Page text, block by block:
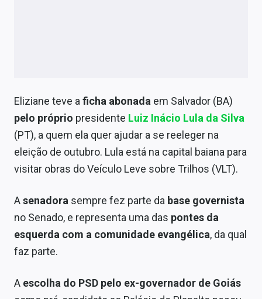
Conteúdo de Marca
Sobre
Expediente
Contato
Eliziane teve a ficha abonada em Salvador (BA)
pelo próprio presidente Luiz Inácio Lula da Silva
(PT), a quem ela quer ajudar a se reeleger na
eleição de outubro. Lula está na capital baiana para
visitar obras do Veículo Leve sobre Trilhos (VLT).
Asenadora sempre fez parte da base governista
no Senado, e representa uma das pontes da
esquerda com a comunidade evangélica, da qual
faz parte.
A escolha do PSD pelo ex-governador de Goiás